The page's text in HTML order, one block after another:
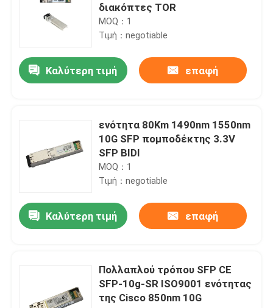
διακόπτες TOR
MOQ：1
Τιμή：negotiable
Καλύτερη τιμή επαφή
ενότητα 80Km 1490nm 1550nm
10G SFP πομποδέκτης 3.3V
SFP BIDI
MOQ：1
Τιμή：negotiable
Καλύτερη τιμή επαφή
Πολλαπλού τρόπου SFP CE
SFP-10g-SR ISO9001 ενότητας
της Cisco 850nm 10G